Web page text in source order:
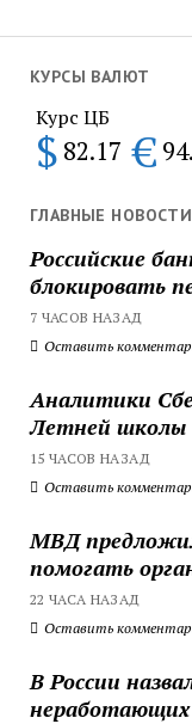
КУРСЫ ВАЛЮТ
Курс ЦБ
$ 82.17 €
ГЛАВНЫЕ
Российские
блокировать
7 ЧАСОВ НАЗАД
Оставить
Аналитики
Летней школы
15 ЧАСОВ НАЗАД
Оставить
МВД
помогать
22 ЧАСА НАЗАД
Оставить
В России
неработающих